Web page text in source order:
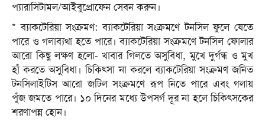
প্যারাসিটামল/আইবুপ্রোফেন সেবন করুন।
* ব্যাকটেরিয়া সংক্রমণ: ব্যাকটেরিয়া সংক্রমণে টনসিল ফুলে যেতে
পারে ও গলাব্যথা হতে পারে। ব্যাকটেরিয়া সংক্রমণে টনসিল ফোলার
আরো কিছু লক্ষণ হলো- খাবার গিলতে অসুবিধা, মুখে দুর্গন্ধ ও মুখ
হাঁ করতে অসুবিধা। চিকিৎসা না করলে ব্যাকটেরিয়া সংক্রমণ জনিত
টনসিলাইটিস আরো জটিল সংক্রমণে রূপ নিতে পারে এবং গলায়
পুঁজ জমতে পারে। ১০ দিনের মধ্যে উপসর্গ দূর না হলে চিকিৎসকের
শরণাপন্ন হোন।